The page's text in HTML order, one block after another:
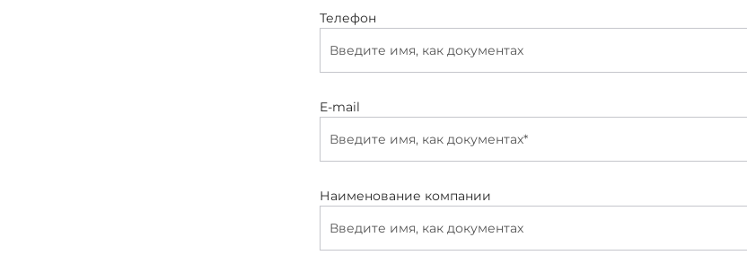
Телефон
E-mail
Наименование компании